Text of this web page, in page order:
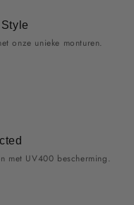
onze unieke monturen.
met UV400 bescherming.